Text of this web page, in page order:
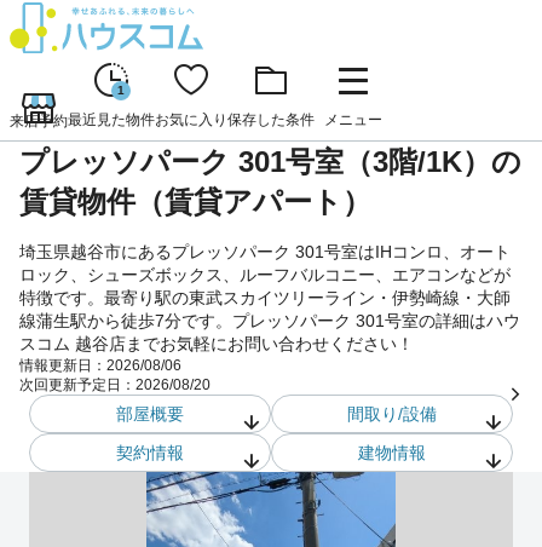
来店予約
1
最近見た物件お気に入り 保存した条件 メニュー
プレッソパーク 301号室（3階/1K）の
賃貸物件（賃貸アパート）
埼玉県越谷市にあるプレッソパーク 301号室はIHコンロ、オート
ロック、シューズボックス、ルーフバルコニー、エアコンなどが
特徴です。最寄り駅の東武スカイツリーライン・伊勢崎線・大師
線蒲生駅から徒歩7分です。プレッソパーク 301号室の詳細はハウ
スコム 越谷店までお気軽にお問い合わせください！
情報更新日： 2026/08/06
次回更新予定日： 2026/08/20
部屋概要
間取り/設備
契約情報
建物情報